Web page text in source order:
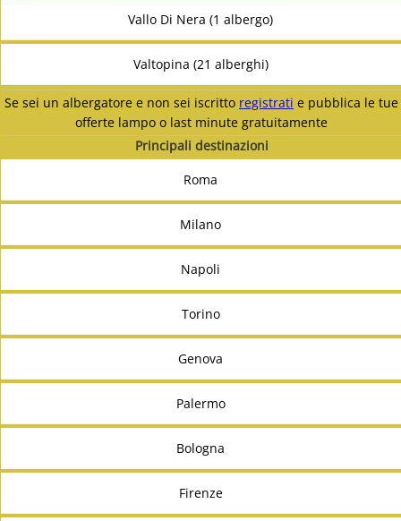
Vallo Di Nera (1 albergo)
Valtopina (21 alberghi)
Se sei un albergatore e non sei iscritto registrati e pubblica le tue
offerte lampo o last minute gratuitamente
Principali destinazioni
Roma
Milano
Napoli
Torino
Genova
Palermo
Bologna
Firenze